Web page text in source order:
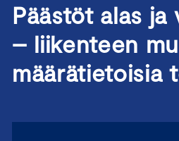
Päästöt alas
– liikenteen
määrätietoisia